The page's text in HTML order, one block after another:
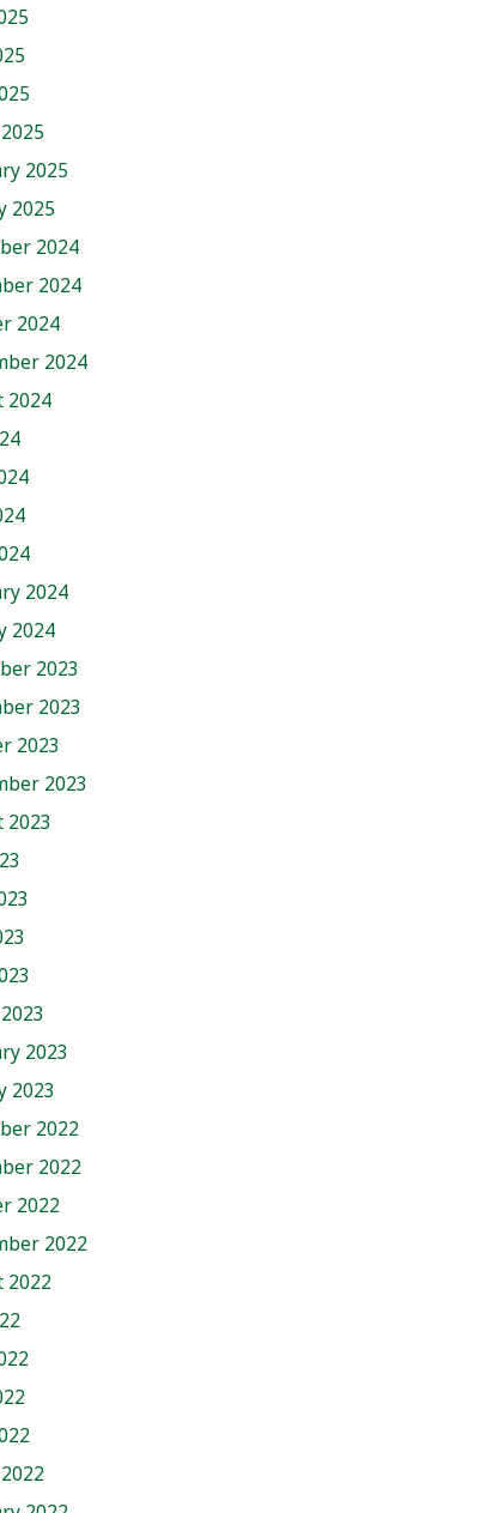
2025
2025
2024
2024
2024
2024
2024
2024
2024
2023
2023
2023
2023
2023
2023
2023
2022
2022
2022
2022
2022